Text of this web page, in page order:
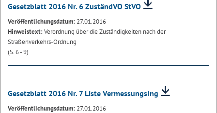
Gesetzblatt 2016 Nr. 6 ZuständVO StVO
Veröffentlichungsdatum: 27.01.2016
Hinweistext:Verordnung über die Zuständigkeiten nach der
Straßenverkehrs-Ordnung
(S. 6 - 9)
Gesetzblatt 2016 Nr. 7 Liste VermessungsIng
Veröffentlichungsdatum: 27.01.2016